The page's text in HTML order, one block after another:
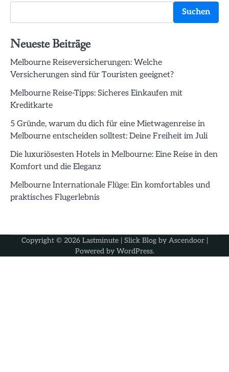
Suchen
Neueste Beiträge
Melbourne Reiseversicherungen: Welche
Versicherungen sind für Touristen geeignet?
Melbourne Reise-Tipps: Sicheres Einkaufen mit
Kreditkarte
5 Gründe, warum du dich für eine Mietwagenreise in
Melbourne entscheiden solltest: Deine Freiheit im Juli
Die luxuriösesten Hotels in Melbourne: Eine Reise in den
Komfort und die Eleganz
Melbourne Internationale Flüge: Ein komfortables und
praktisches Flugerlebnis
Copyright © 2026 Lastminute| Slick Blog by Ascendoor|
Powered by WordPress.